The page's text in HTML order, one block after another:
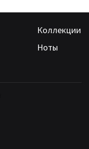
Коллекции
Ноты